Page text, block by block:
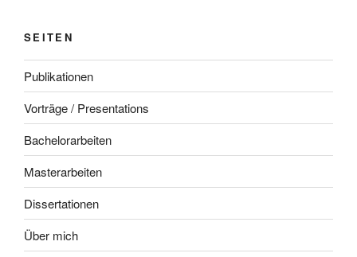
SEITEN
Publikationen
Vorträge / Presentations
Bachelorarbeiten
Masterarbeiten
Dissertationen
Über mich